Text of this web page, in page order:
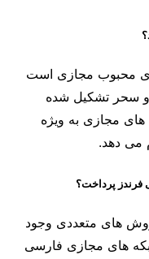
محبوب مجازی است
و سحر تشکیل شده
مجازی به ویژه
می دهد.
پرداخت؟
های متعددی وجود
های مجازی فارسی